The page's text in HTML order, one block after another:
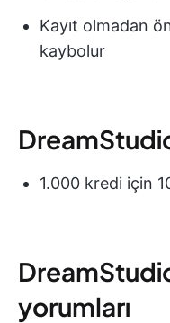
Kayıt olmadan
kaybolur
1.000 kredi için
yorumları